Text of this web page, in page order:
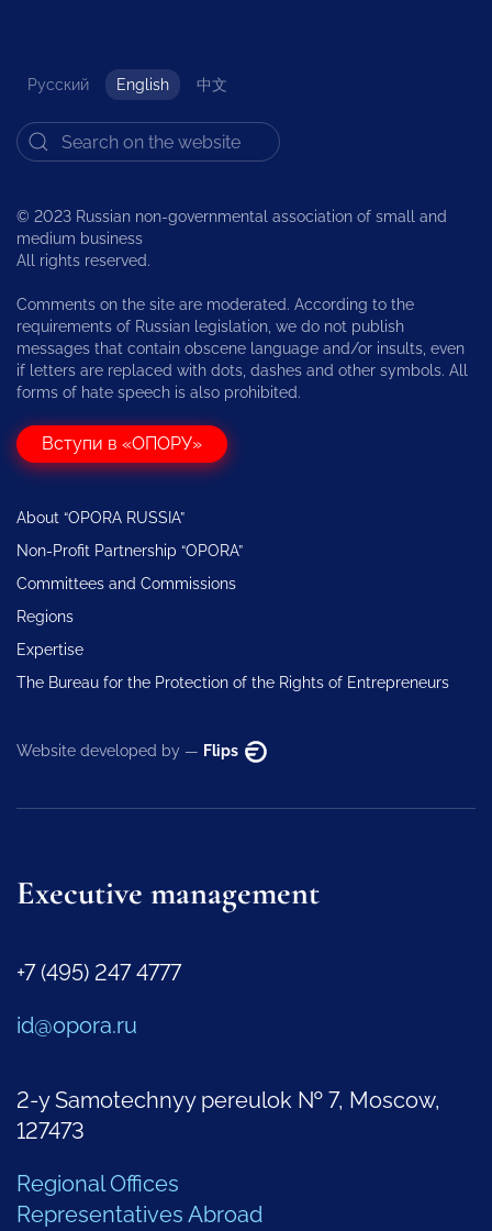
Русский English 中文
© 2023 Russian non-governmental association of small and
medium business
All rights reserved.
Comments on the site are moderated. According to the
requirements of Russian legislation, we do not publish
messages that contain obscene language and/or insults, even
if letters are replaced with dots, dashes and other symbols. All
forms of hate speech is also prohibited.
Вступи в «ОПОРУ»
About “OPORA RUSSIA”
Non-Profit Partnership “OPORA”
Committees and Commissions
Regions
Expertise
The Bureau for the Protection of the Rights of Entrepreneurs
Website developed by — Flips
Executive management
+7 (495) 247 4777
id@opora.ru
2-y Samotechnyy pereulok № 7, Moscow,
127473
Regional Offices
Representatives Abroad